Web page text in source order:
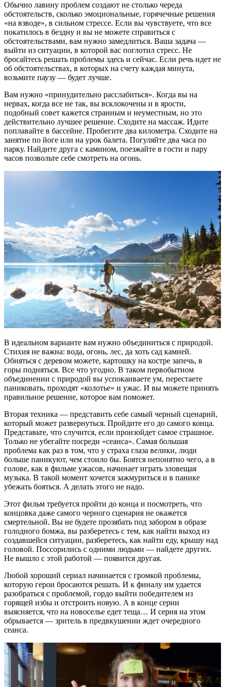
Обычно лавину проблем создают не столько череда
обстоятельств, сколько эмоциональные, горячечные решения
«на взводе», в сильном стрессе. Если вы чувствуете, что все
покатилось в бездну и вы не можете справиться с
обстоятельствами, вам нужно замедлиться. Ваша задача —
выйти из ситуации, в которой вас поглотил стресс. Не
бросайтесь решать проблемы здесь и сейчас. Если речь идет не
об обстоятельствах, в которых на счету каждая минута,
возьмите паузу — будет лучше.
Вам нужно «принудительно расслабиться». Когда вы на
нервах, когда все не так, вы всклокочены и в ярости,
подобный совет кажется странным и неуместным, но это
действительно лучшее решение. Сходите на массаж. Идите
поплавайте в бассейне. Пробегите два километра. Сходите на
занятие по йоге или на урок балета. Погуляйте два часа по
парку. Найдите друга с камином, поезжайте в гости и пару
часов позвольте себе смотреть на огонь.
В идеальном варианте вам нужно объединиться с природой.
Стихия не важна: вода, огонь, лес, да хоть сад камней.
Обняться с деревом можете, картошку на костре запечь, в
горы подняться. Все что угодно. В таком первобытном
объединении с природой вы успокаиваете ум, перестаете
паниковать, проходят «колотье» и ужас. И вы можете принять
правильное решение, которое вам поможет.
Вторая техника — представить себе самый черный сценарий,
который может развернуться. Пройдите его до самого конца.
Представьте, что случится, если произойдет самое страшное.
Только не убегайте посреди «сеанса». Самая большая
проблема как раз в том, что у страха глаза велики, люди
больше паникуют, чем стоило бы. Боятся непонятно чего, а в
голове, как в фильме ужасов, начинает играть зловещая
музыка. В такой момент хочется зажмуриться и в панике
убежать бояться. А делать этого не надо.
Этот фильм требуется пройти до конца и посмотреть, что
концовка даже самого черного сценария не окажется
смертельной. Вы не будете прозябать под забором в образе
голодного бомжа, вы разберетесь с тем, как найти выход из
создавшейся ситуации, разберетесь, как найти еду, крышу над
головой. Поссорились с одними людьми — найдете других.
Не вышло с этой работой — появится другая.
Любой хороший сериал начинается с громкой проблемы,
которую герои бросаются решать. И к финалу им удается
разобраться с проблемой, гордо выйти победителем из
горящей избы и отстроить новую. А в конце серии
выясняется, что на новоселье едет теща… И серия на этом
обрывается — зритель в предвкушении ждет очередного
сеанса.